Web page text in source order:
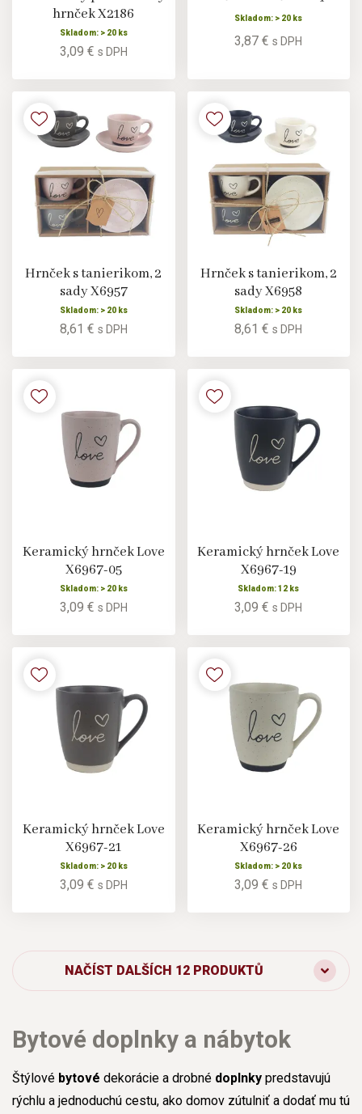
hrnček X2186
Skladom: > 20 ks
3,09 € s DPH
Skladom: > 20 ks
3,87 €s DPH
Hrnček s tanierikom, 2
sady X6957
Skladom: > 20 ks
8,61 € s DPH
Hrnček s tanierikom, 2
sady X6958
Skladom: > 20 ks
8,61 €s DPH
Keramický hrnček Love
X6967-05
Skladom: > 20 ks
3,09 € s DPH
Keramický hrnček Love
X6967-19
Skladom: 12 ks
3,09 €s DPH
Keramický hrnček Love
X6967-21
Skladom: > 20 ks
3,09 € s DPH
Keramický hrnček Love
X6967-26
Skladom: > 20 ks
3,09 €s DPH
NAČÍST DALŠÍCH 12 PRODUKTŮ
Bytové doplnky a nábytok
Štýlové bytové dekorácie a drobné doplnky predstavujú
rýchlu a jednoduchú cestu, ako domov zútulniť a dodať mu tú